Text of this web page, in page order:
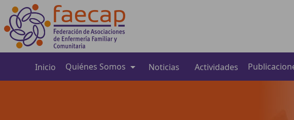
Inicio Quiénes Somos Noticias Actividades